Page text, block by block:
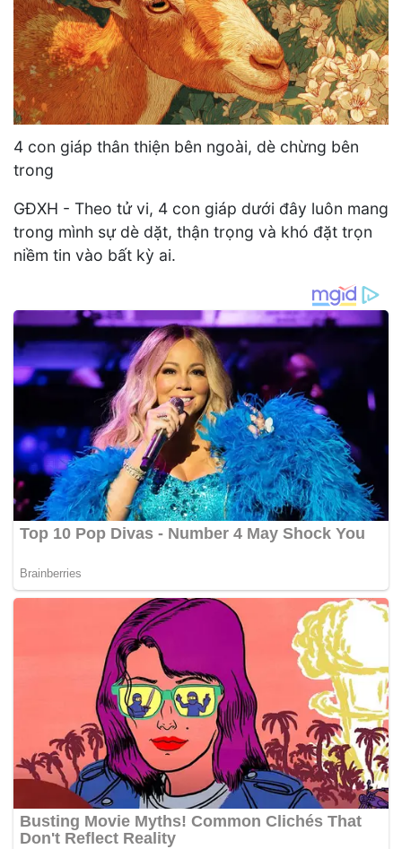
4 con giáp thân thiện bên ngoài, dè chừng bên
trong
GĐXH - Theo tử vi, 4 con giáp dưới đây luôn mang
trong mình sự dè dặt, thận trọng và khó đặt trọn
niềm tin vào bất kỳ ai.